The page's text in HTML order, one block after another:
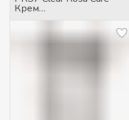
Крем
противогиперемический
куперозом, 50мл